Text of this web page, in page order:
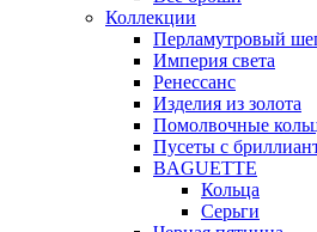
Коллекции
Перламутровый
Империя света
Ренессанс
Изделия из золота
Помолвочные
Пусеты с
BAGUETTE
Кольца
Серьги